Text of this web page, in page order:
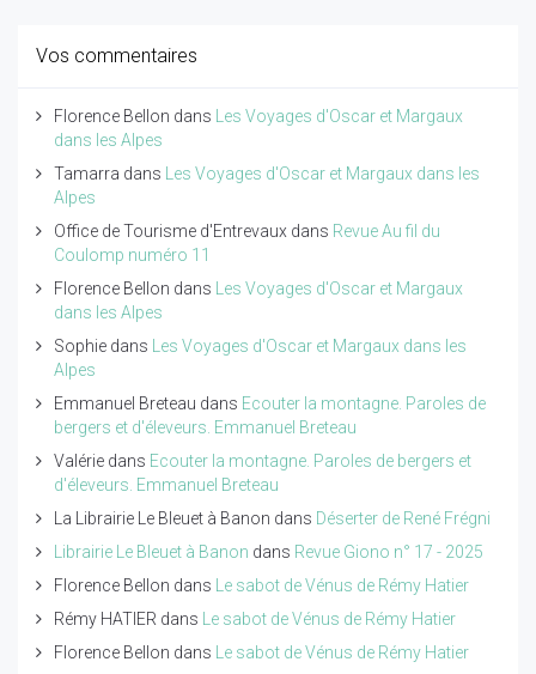
Vos commentaires
Florence Bellon dans
Les Voyages d'Oscar et Margaux
dans les Alpes
Tamarra dans
Les Voyages d'Oscar et Margaux dans les
Alpes
Office de Tourisme d'Entrevaux dans Revue Au fil du
Coulomp numéro 11
Florence Bellon dans
Les Voyages d'Oscar et Margaux
dans les Alpes
Sophie dans
Les Voyages d'Oscar et Margaux dans les
Alpes
Emmanuel Breteau dans Ecouter la montagne. Paroles de
bergers et d'éleveurs. Emmanuel Breteau
Valérie dans Ecouter la montagne. Paroles de bergers et
d'éleveurs. Emmanuel Breteau
La Librairie Le Bleuet à Banon dans Déserter de René Frégni
Librairie Le Bleuet à Banon dans Revue Giono n° 17 - 2025
Florence Bellon dans
Le sabot de Vénus de Rémy Hatier
Rémy HATIER dans
Le sabot de Vénus de Rémy Hatier
Florence Bellon dans
Le sabot de Vénus de Rémy Hatier